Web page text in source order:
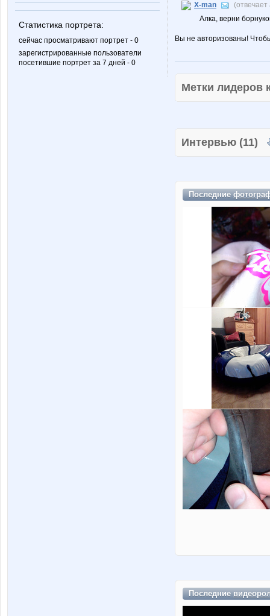
Статистика портрета:
сейчас просматривают портрет - 0
зарегистрированные пользователи
посетившие портрет за 7 дней - 0
X-man
Алка, верни
Вы не авторизованы!
Метки
Интервью (11)
Последние
Последние